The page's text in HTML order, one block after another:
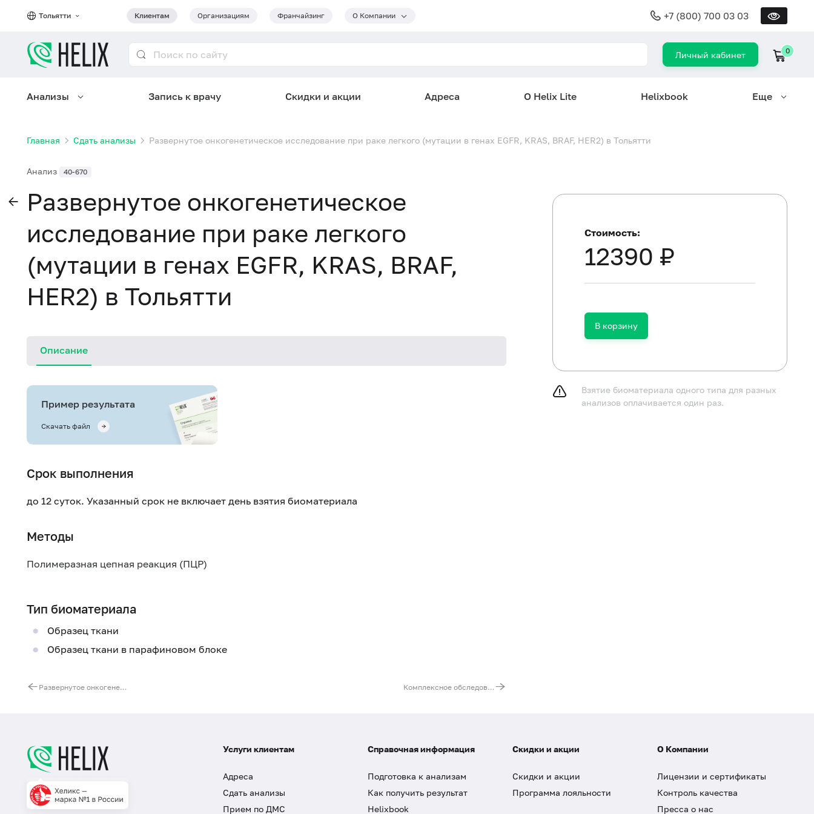
Тольятти Клиентам Организациям Франчайзинг О Компании +7 (800) 700 03 03
Личный кабинет 0
Анализы Запись к врачу Скидки и акции Адреса О Helix Lite Helixbook Еще
Главная Сдать анализы Развернутое онкогенетическое исследование при раке легкого (мутации в генах EGFR, KRAS, BRAF, HER2) в Тольятти
Анализ 40-670
Развернутое онкогенетическое
исследование при раке легкого
(мутации в генах EGFR, KRAS, BRAF,
HER2) в Тольятти
Описание
Пример результата
Скачать файл
Срок выполнения
до 12 суток. Указанный срок не включает день взятия биоматериала
Методы
Полимеразная цепная реакция (ПЦР)
Тип биоматериала
Образец ткани
Образец ткани в парафиновом блоке
Развернутое онкогенетическое исследование при колоректальном раке (MSI, BRAF, KRAS, NRAS) Комплексное обследование потери гетерозиготности (гены PTEN, RB1, TP53)
Стоимость:
12390 ₽
В корзину
Взятие биоматериала одного типа для разных
анализов оплачивается один раз.
Услуги клиентам
Адреса
Сдать анализы
Прием по ДМС
Справочная информация
Подготовка к анализам
Как получить результат
Helixbook
Скидки и акции
Скидки и акции
Программа лояльности
О Компании
Лицензии и сертификаты
Контроль качества
Пресса о нас